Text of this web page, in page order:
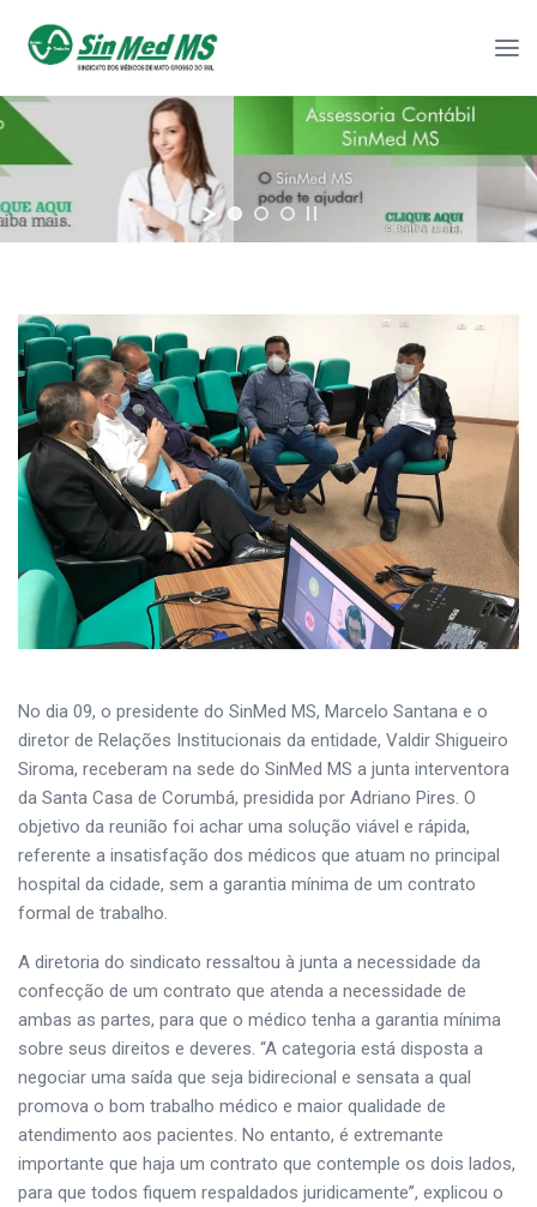
No dia 09, o presidente do SinMed MS, Marcelo Santana e o
diretor de Relações Institucionais da entidade, Valdir Shigueiro
Siroma, receberam na sede do SinMed MS a junta interventora
da Santa Casa de Corumbá, presidida por Adriano Pires. O
objetivo da reunião foi achar uma solução viável e rápida,
referente a insatisfação dos médicos que atuam no principal
hospital da cidade, sem a garantia mínima de um contrato
formal de trabalho.
A diretoria do sindicato ressaltou à junta a necessidade da
confecção de um contrato que atenda a necessidade de
ambas as partes, para que o médico tenha a garantia mínima
sobre seus direitos e deveres. “A categoria está disposta a
negociar uma saída que seja bidirecional e sensata a qual
promova o bom trabalho médico e maior qualidade de
atendimento aos pacientes. No entanto, é extremante
importante que haja um contrato que contemple os dois lados,
para que todos fiquem respaldados juridicamente”, explicou o